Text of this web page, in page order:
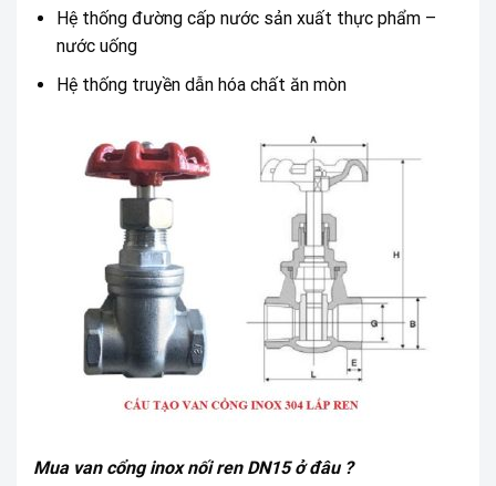
Hệ thống đường cấp nước sản xuất thực phẩm –
nước uống
Hệ thống truyền dẫn hóa chất ăn mòn
Mua van cổng inox nối ren DN15 ở đâu ?